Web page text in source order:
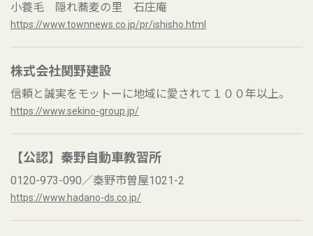
小蓑毛 隠れ蕎麦の里 石庄庵
https://www.townnews.co.jp/pr/ishisho.html
株式会社関野建設
信頼と誠実をモットーに地域に愛されて１００年以上。
https://www.sekino-group.jp/
【公認】秦野自動車教習所
0120-973-090／秦野市曽屋1021-2
https://www.hadano-ds.co.jp/